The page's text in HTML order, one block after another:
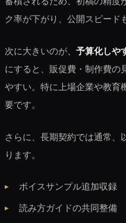
ク率が下がり、公開スピード
次に大きいのが、 予算化しや
にすると、販促費・制作費の
やすい。特に上場企業や教育
要です。
さらに、長期契約では通常、
ります。
ボイスサンプル追加収録
読み方ガイドの共同整備